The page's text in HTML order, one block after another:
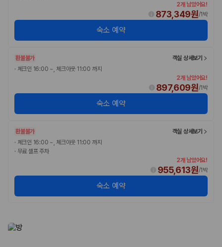
2개 남았어요!
873,349원/1박
숙소 예약
환불불가
객실 상세보기
· 체크인 16:00 ~, 체크아웃 11:00 까지
2개 남았어요!
897,609원/1박
숙소 예약
환불불가
객실 상세보기
· 체크인 16:00 ~, 체크아웃 11:00 까지
· 무료 셀프 주차
2개 남았어요!
955,613원/1박
숙소 예약